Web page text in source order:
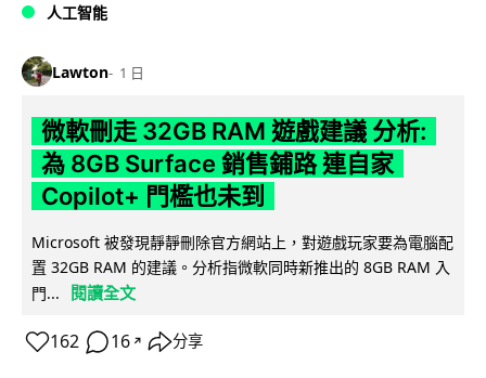
人工智能
Lawton 1 日
微軟刪走 32GB RAM 遊戲建議 分析:
為 8GB Surface 銷售鋪路 連自家
Copilot+ 門檻也未到
Microsoft 被發現靜靜刪除官方網站上，對遊戲玩家要為電腦配
置 32GB RAM 的建議。分析指微軟同時新推出的 8GB RAM 入
門...
閱讀全文
162 16 ↗ 分享